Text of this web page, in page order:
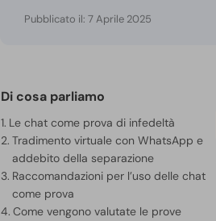
Pubblicato il: 7 Aprile 2025
Di cosa parliamo
Le chat come prova di infedeltà
Tradimento virtuale con WhatsApp e
addebito della separazione
Raccomandazioni per l’uso delle chat
come prova
Come vengono valutate le prove